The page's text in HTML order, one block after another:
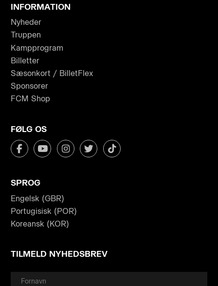
INFORMATION
Nyheder
Truppen
Kampprogram
Billetter
Sæsonkort / BilletFlex
Sponsorer
FCM Shop
FØLG OS
SPROG
Engelsk (GBR)
Portugisisk (POR)
Koreansk (KOR)
TILMELD NYHEDSBREV